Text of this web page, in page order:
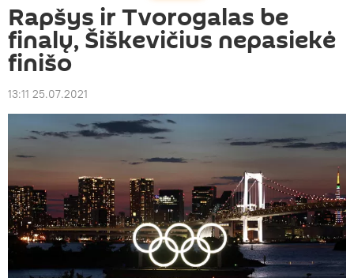
Rapšys ir Tvorogalas be
finalų, Šiškevičius nepasiekė
finišo
13:11 25.07.2021